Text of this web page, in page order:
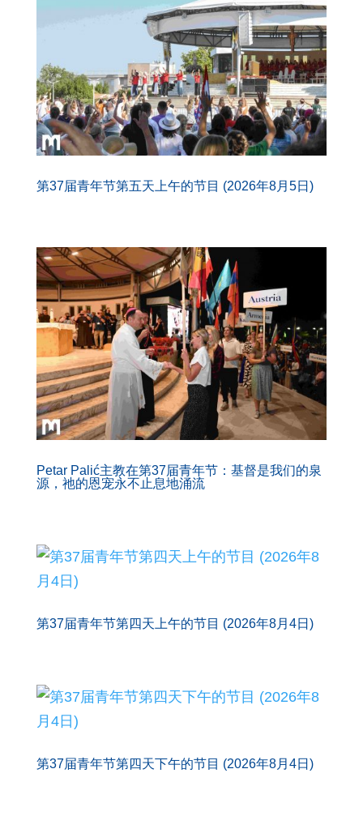
第37届青年节第五天上午的节目 (2026年8月5日)
Petar Palić主教在第37届青年节：基督是我们的泉
源，祂的恩宠永不止息地涌流
第37届青年节第四天上午的节目 (2026年8月4日)
第37届青年节第四天下午的节目 (2026年8月4日)